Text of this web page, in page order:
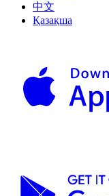
中文
Қазақша